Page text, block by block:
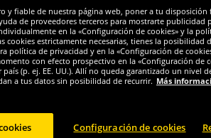
y fiable de nuestra página web, poner a tu
de proveedores terceros para mostrarte publicidad
en la «Configuración de cookies» y la
estrictamente necesarias, tienes la
política de privacidad y en la «Configuración de
con efecto prospectivo en la «Configuración
(p. ej. EE. UU.). Allí no queda garantizado un nivel
a tus datos sin posibilidad de recurrir. Más
Configuración de cookies